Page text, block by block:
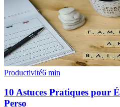
Productivité6 min
10 Astuces Pratiques pour
Perso